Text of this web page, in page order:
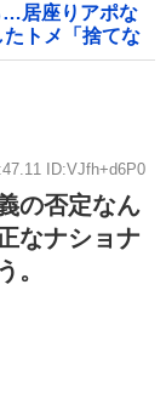
…居座りアポな
トメ「捨てな
て大丈夫です
ID:VJfh+d6P0
の否定なん
なナショナ
。